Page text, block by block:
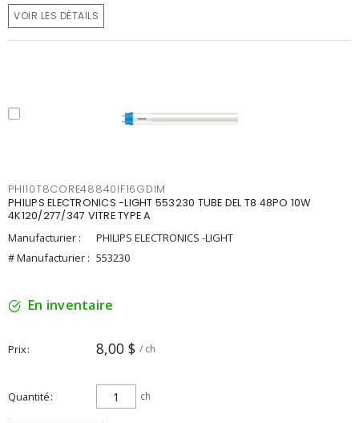
VOIR LES DÉTAILS
PHI10T8CORE48840IF16GDIM
PHILIPS ELECTRONICS -LIGHT 553230 TUBE DEL T8 48PO 10W
4K120/277/347 VITRE TYPE A
Manufacturier :
PHILIPS ELECTRONICS -LIGHT
# Manufacturier : 553230
En inventaire
Prix 8,00 $ / ch
Quantité ch